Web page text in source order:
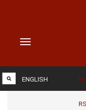
Toggle
ENGLISH